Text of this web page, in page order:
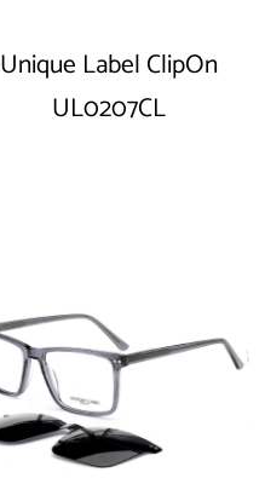
Unique Label ClipOn
UL0207CL